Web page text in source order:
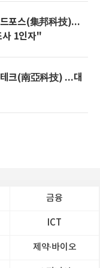
포스(集邦科技)...
사 1인자"
크(南亞科技) ...대
금융
ICT
제약∙바이오